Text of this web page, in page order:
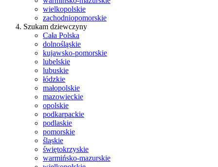
wielkopolskie
zachodniopomorskie
Szukam dziewczyny
Cała Polska
dolnośląskie
kujawsko-pomorskie
lubelskie
lubuskie
łódzkie
małopolskie
mazowieckie
opolskie
podkarpackie
podlaskie
pomorskie
śląskie
świętokrzyskie
warmińsko-mazurskie